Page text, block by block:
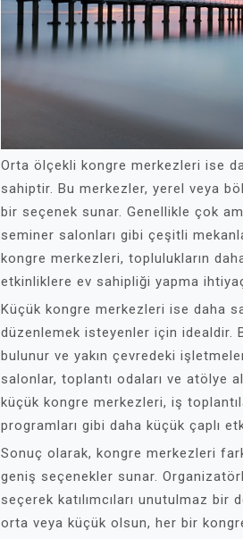
Orta ölçekli kongre merkezleri ise
sahiptir. Bu merkezler, yerel veya
bir seçenek sunar. Genellikle çok
seminer salonları gibi çeşitli
kongre merkezleri, toplulukların
etkinliklere ev sahipliği yapma
Küçük kongre merkezleri ise daha
düzenlemek isteyenler için idealdir.
bulunur ve yakın çevredeki
salonlar, toplantı odaları ve atölye
küçük kongre merkezleri, iş
programları gibi daha küçük çaplı
Sonuç olarak, kongre merkezleri
geniş seçenekler sunar.
seçerek katılımcıları unutulmaz bir
orta veya küçük olsun, her bir